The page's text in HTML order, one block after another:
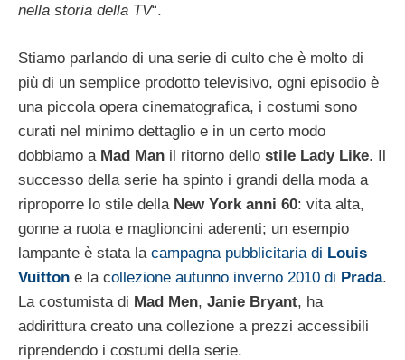
nella storia della TV“.
Stiamo parlando di una serie di culto che è molto di
più di un semplice prodotto televisivo, ogni episodio è
una piccola opera cinematografica, i costumi sono
curati nel minimo dettaglio e in un certo modo
dobbiamo a Mad Man il ritorno dello stile Lady Like. Il
successo della serie ha spinto i grandi della moda a
riproporre lo stile della New York anni 60: vita alta,
gonne a ruota e maglioncini aderenti; un esempio
lampante è stata la campagna pubblicitaria di Louis
Vuitton e la collezione autunno inverno 2010 di Prada.
La costumista di Mad Men, Janie Bryant, ha
addirittura creato una collezione a prezzi accessibili
riprendendo i costumi della serie.